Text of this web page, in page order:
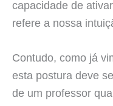
capacidade de
refere a nossa
Contudo, como já
esta postura deve
de um professor